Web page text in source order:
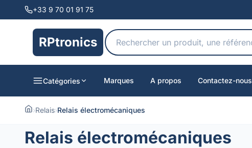
+33 9 70 01 91 75
RPtronics
Catégories Marques A propos Contactez-nous
›Relais›Relais électromécaniques
Relais électromécaniques